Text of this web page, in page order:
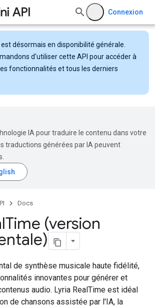
Connexion
est désormais en disponibilité générale.
d'utiliser cette API pour accéder à
fonctionnalités et tous les derniers
IA pour traduire le contenu dans votre
traductions générées par IA peuvent
Docs
Time (version
de synthèse musicale haute fidélité,
innovantes pour générer et
audio. Lyria RealTime est idéal
de chansons assistée par l'IA, la